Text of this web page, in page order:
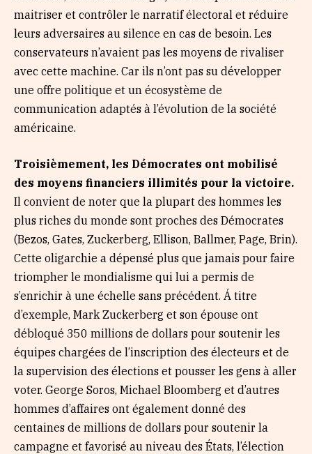
maitriser et contrôler le narratif électoral et réduire
leurs adversaires au silence en cas de besoin. Les
conservateurs n’avaient pas les moyens de rivaliser
avec cette machine. Car ils n’ont pas su développer
une offre politique et un écosystème de
communication adaptés à l’évolution de la société
américaine.
Troisièmement, les Démocrates ont mobilisé
des moyens financiers illimités pour la victoire.
Il convient de noter que la plupart des hommes les
plus riches du monde sont proches des Démocrates
(Bezos, Gates, Zuckerberg, Ellison, Ballmer, Page, Brin).
Cette oligarchie a dépensé plus que jamais pour faire
triompher le mondialisme qui lui a permis de
s’enrichir à une échelle sans précédent. Á titre
d’exemple, Mark Zuckerberg et son épouse ont
débloqué 350 millions de dollars pour soutenir les
équipes chargées de l’inscription des électeurs et de
la supervision des élections et pousser les gens à aller
voter. George Soros, Michael Bloomberg et d’autres
hommes d’affaires ont également donné des
centaines de millions de dollars pour soutenir la
campagne et favorisé au niveau des États, l’élection